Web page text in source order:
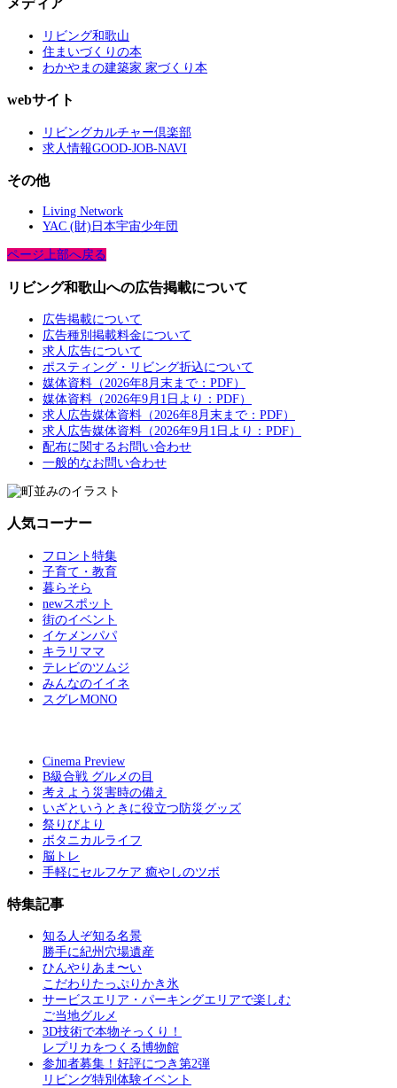
メディア
リビング和歌山
住まいづくりの本
わかやまの建築家 家づくり本
webサイト
リビングカルチャー倶楽部
求人情報GOOD-JOB-NAVI
その他
Living Network
YAC (財)日本宇宙少年団
ページ上部へ戻る
リビング和歌山への広告掲載について
広告掲載について
広告種別掲載料金について
求人広告について
ポスティング・リビング折込について
媒体資料（2026年8月末まで：PDF）
媒体資料（2026年9月1日より：PDF）
求人広告媒体資料（2026年8月末まで：PDF）
求人広告媒体資料（2026年9月1日より：PDF）
配布に関するお問い合わせ
一般的なお問い合わせ
人気コーナー
フロント特集
子育て・教育
暮らそら
newスポット
街のイベント
イケメンパパ
キラリママ
テレビのツムジ
みんなのイイネ
スグレMONO
Cinema Preview
B級合戦 グルメの目
考えよう災害時の備え
いざというときに役立つ防災グッズ
祭りびより
ボタニカルライフ
脳トレ
手軽にセルフケア 癒やしのツボ
特集記事
知る人ぞ知る名景
勝手に紀州穴場遺産
ひんやりあま〜い
こだわりたっぷりかき氷
サービスエリア・パーキングエリアで楽しむ
ご当地グルメ
3D技術で本物そっくり！
レプリカをつくる博物館
参加者募集！好評につき第2弾
リビング特別体験イベント